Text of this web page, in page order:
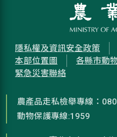
隱私權及資訊安全政策
本部位置圖
各縣市動
緊急災害聯絡
農產品走私檢舉專線：
動物保護專線:1959